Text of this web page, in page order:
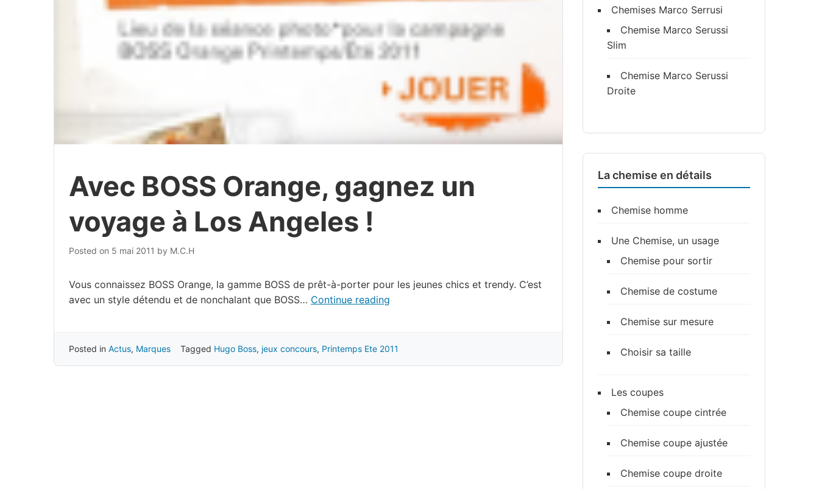
Avec BOSS Orange, gagnez un
voyage à Los Angeles !
Posted on 5 mai 2011 by M.C.H
Vous connaissez BOSS Orange, la gamme BOSS de prêt-à-porter pour les jeunes chics et trendy. C’est
avec un style détendu et de nonchalant que BOSS… Continue reading
Posted in Actus, Marques Tagged Hugo Boss, jeux concours, Printemps Ete 2011
Chemises Marco Serrusi
Chemise Marco Serussi
Slim
Chemise Marco Serussi
Droite
La chemise en détails
Chemise homme
Une Chemise, un usage
Chemise pour sortir
Chemise de costume
Chemise sur mesure
Choisir sa taille
Les coupes
Chemise coupe cintrée
Chemise coupe ajustée
Chemise coupe droite